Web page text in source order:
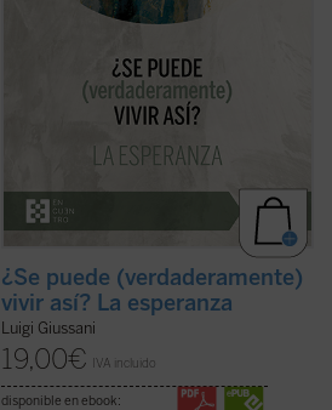
¿Se puede (verdaderamente)
vivir así? La esperanza
Luigi Giussani
19,00€ IVA incluido
disponible en ebook: